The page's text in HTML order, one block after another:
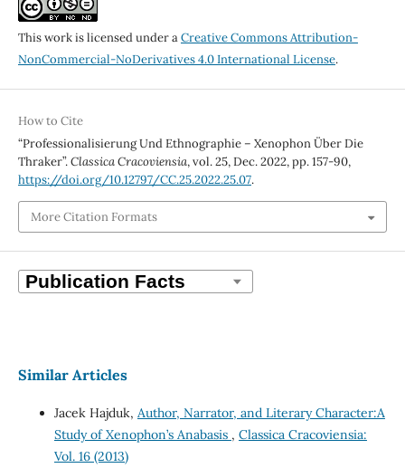
This work is licensed under aCreative Commons Attribution-
NonCommercial-NoDerivatives 4.0 International License.
How to Cite
“Professionalisierung Und Ethnographie – Xenophon Über Die
Thraker”.Classica Cracoviensia, vol. 25, Dec. 2022, pp. 157-90,
https://doi.org/10.12797/CC.25.2022.25.07.
More Citation Formats
Similar Articles
Jacek Hajduk, Author, Narrator, and Literary Character:A
Study of Xenophon’s Anabasis , Classica Cracoviensia:
Vol. 16 (2013)